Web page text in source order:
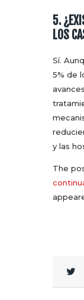
5.
LOS
Sí.
5% de
y las
The